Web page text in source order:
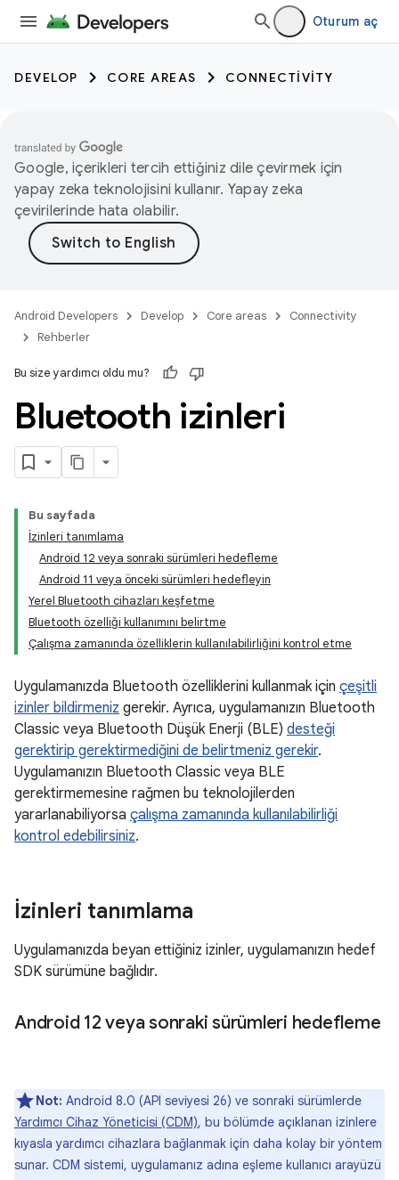
Oturum aç
DEVELOP CORE AREAS CONNECTIVITY
Google, içerikleri tercih ettiğiniz dile çevirmek için
yapay zeka teknolojisini kullanır. Yapay zeka
çevirilerinde hata olabilir.
Android Developers Develop Core areas
Connectivity
Rehberler
Bu size yardımcı oldu mu?
Bluetooth izinleri
Bu sayfada
İzinleri tanımlama
Android 12 veya sonraki sürümleri hedefleme
Android 11 veya önceki sürümleri hedefleyin
Yerel Bluetooth cihazları keşfetme
Bluetooth özelliği kullanımını belirtme
Çalışma zamanında özelliklerin kullanılabilirliğini kontrol etme
Uygulamanızda Bluetooth özelliklerini kullanmak için çeşitli
izinler bildirmeniz gerekir. Ayrıca, uygulamanızın Bluetooth
Classic veya Bluetooth Düşük Enerji (BLE) desteği
gerektirip gerektirmediğini de belirtmeniz gerekir.
Uygulamanızın Bluetooth Classic veya BLE
gerektirmemesine rağmen bu teknolojilerden
yararlanabiliyorsa çalışma zamanında kullanılabilirliği
kontrol edebilirsiniz.
İzinleri tanımlama
Uygulamanızda beyan ettiğiniz izinler, uygulamanızın hedef
SDK sürümüne bağlıdır.
Android 12 veya sonraki sürümleri hedefleme
Not: Android 8.0 (API seviyesi 26) ve sonraki sürümlerde
Yardımcı Cihaz Yöneticisi (CDM), bu bölümde açıklanan izinlere
kıyasla yardımcı cihazlara bağlanmak için daha kolay bir yöntem
sunar. CDM sistemi, uygulamanız adına eşleme kullanıcı arayüzü